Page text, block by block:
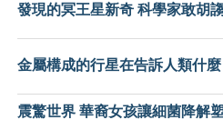
發現的冥王星新奇 科學家敢胡
金屬構成的行星在告訴人類什麼
震驚世界 華裔女孩讓細菌降解